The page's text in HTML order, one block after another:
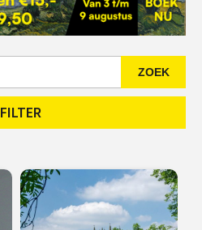
ZOEK
FILTER